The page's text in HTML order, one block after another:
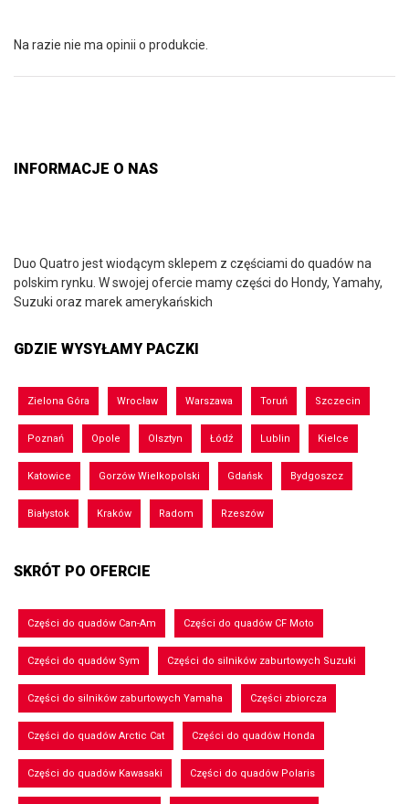
Na razie nie ma opinii o produkcie.
INFORMACJE O NAS
Duo Quatro jest wiodącym sklepem z częściami do quadów na
polskim rynku. W swojej ofercie mamy części do Hondy, Yamahy,
Suzuki oraz marek amerykańskich
GDZIE WYSYŁAMY PACZKI
Zielona Góra Wrocław Warszawa Toruń Szczecin
Poznań Opole Olsztyn Łódź Lublin Kielce
Katowice Gorzów Wielkopolski Gdańsk Bydgoszcz
Białystok Kraków Radom Rzeszów
SKRÓT PO OFERCIE
Części do quadów Can-Am Części do quadów CF Moto
Części do quadów Sym Części do silników zaburtowych Suzuki
Części do silników zaburtowych Yamaha Części zbiorcza
Części do quadów Arctic Cat Części do quadów Honda
Części do quadów Kawasaki Części do quadów Polaris